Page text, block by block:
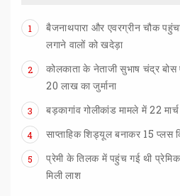
1
बैजनाथपारा और एवरग्रीन चौक
लगाने वालों को खदेड़ा
2
कोलकाता के नेताजी सुभाष चंद्र बोस
20 लाख का जुर्माना
3 बड़कागांव गोलीकांड मामले में22 मार्च
4 साप्ताहिकशिड्यूलबनाकर 15 प्लस
5
प्रेमी के तिलक में पहुंच गई थी
मिली लाश